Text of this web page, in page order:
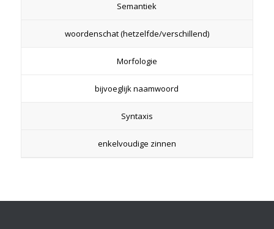
Semantiek
woordenschat (hetzelfde/verschillend)
Morfologie
bijvoeglijk naamwoord
Syntaxis
enkelvoudige zinnen